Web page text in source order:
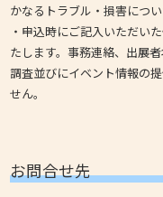
かなるトラブル・損害につ
・申込時にご記入いただい
たします。事務連絡、出展
調査並びにイベント情報の
せん。
お問合せ先